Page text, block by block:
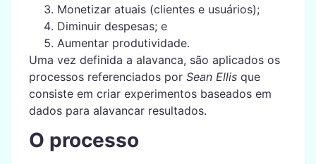
Monetizar atuais (clientes e usuários);
Diminuir despesas; e
Aumentar produtividade.
Uma vez definida a alavanca, são aplicados os
processos referenciados por Sean Ellis que
consiste em criar experimentos baseados em
dados para alavancar resultados.
O processo